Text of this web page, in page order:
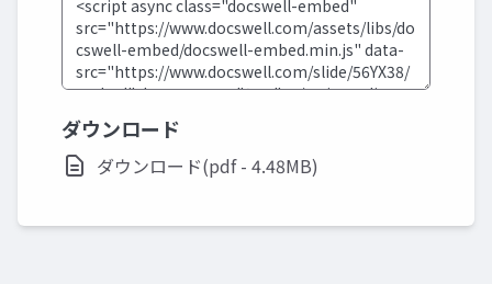
ダウンロード
ダウンロード(pdf - 4.48MB)